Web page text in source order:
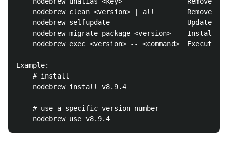
nodebrew clean <version> | all        Remove
nodebrew selfupdate                   Update
nodebrew migrate-package <version>    Install
nodebrew exec <version> -- <command>  Execute
Example:
    # install
    nodebrew install v8.9.4
    # use a specific version number